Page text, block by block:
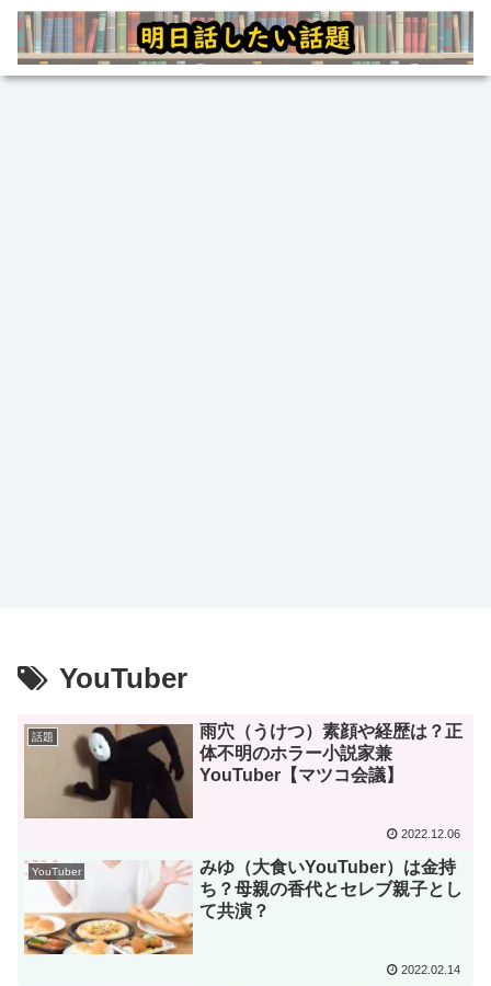
YouTuber
話題
雨穴（うけつ）素顔や経歴は？正
体不明のホラー小説家兼
YouTuber【マツコ会議】
2022.12.06
YouTuber
みゆ（大食いYouTuber）は金持
ち？母親の香代とセレブ親子とし
て共演？
2022.02.14